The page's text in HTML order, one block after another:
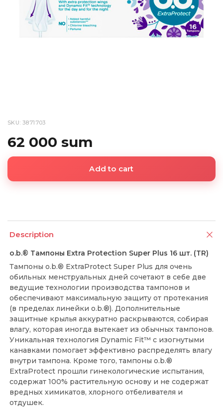
SKU: 3871703
62 000 sum
Add to cart
Description
o.b.® Тампоны Extra Protection Super Plus 16 шт. (TR)
Тампоны o.b.® ExtraProtect Super Plus для очень
обильных менструальных дней сочетают в себе две
ведущие технологии производства тампонов и
обеспечивают максимальную защиту от протекания
(в пределах линейки o.b.®). Дополнительные
защитные крылья аккуратно раскрываются, собирая
влагу, которая иногда вытекает из обычных тампонов.
Уникальная технология Dynamic Fit™ с изогнутыми
канавками помогает эффективно распределять влагу
внутри тампона. Кроме того, тампоны o.b.®
ExtraProtect прошли гинекологические испытания,
содержат 100% растительную основу и не содержат
вредных химикатов, хлорного отбеливателя и
отдушек.